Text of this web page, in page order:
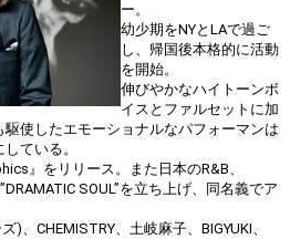
ー。
幼少期をNYとLAで過ご
し、帰国後本格的に活動
を開始。
伸びやかなハイトーンボ
イスとファルセットに加
使したエモーショナルなパフォーマンは
ている。
』をリリース。また日本のR&B、
SOUL”を立ち上げ、同名義でア
)、CHEMISTRY、土岐麻子、BIGYUKI、